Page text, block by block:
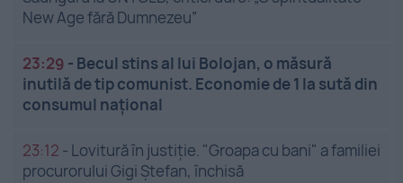
New Age fără Dumnezeu”
23:29 - Becul stins al lui Bolojan, o măsură
inutilă de tip comunist. Economie de 1 la sută din
consumul național
23:12 - Lovitură în justiție. "Groapa cu bani" a familiei
procurorului Gigi Ștefan, închisă